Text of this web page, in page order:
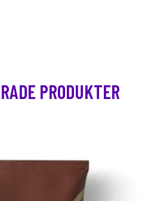
PRODUKTER